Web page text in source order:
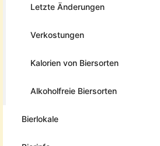
Letzte Änderungen
Verkostungen
Kalorien von Biersorten
Alkoholfreie Biersorten
Bierlokale